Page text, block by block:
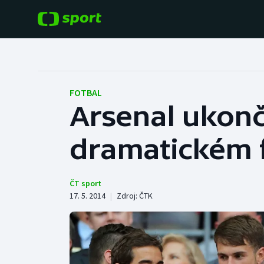
Hokej
Tenis
Cyklistika
Baseball a softbal
Basketbal
Boby a skeleton
Box
FOTBAL
Arsenal
dramatickém
ČT sport
17. 5. 2014 | Zdroj: ČTK